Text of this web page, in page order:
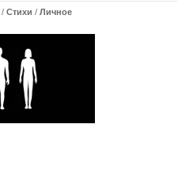
/ Стихи / Личное